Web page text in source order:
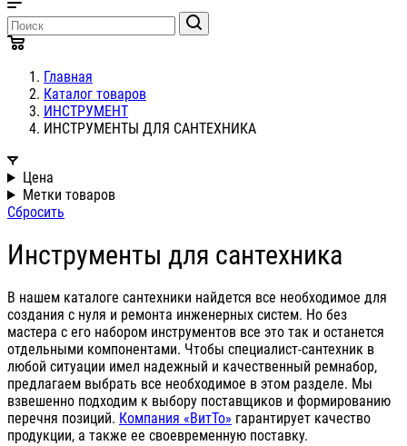
Главная
Каталог товаров
ИНСТРУМЕНТ
ИНСТРУМЕНТЫ ДЛЯ САНТЕХНИКА
Цена
Метки товаров
Сбросить
Инструменты для сантехника
В нашем каталоге сантехники найдется все необходимое для
создания с нуля и ремонта инженерных систем. Но без
мастера с его набором инструментов все это так и останется
отдельными компонентами. Чтобы специалист-сантехник в
любой ситуации имел надежный и качественный ремнабор,
предлагаем выбрать все необходимое в этом разделе. Мы
взвешенно подходим к выбору поставщиков и формированию
перечня позиций. Компания «ВитТо» гарантирует качество
продукции, а также ее своевременную поставку.